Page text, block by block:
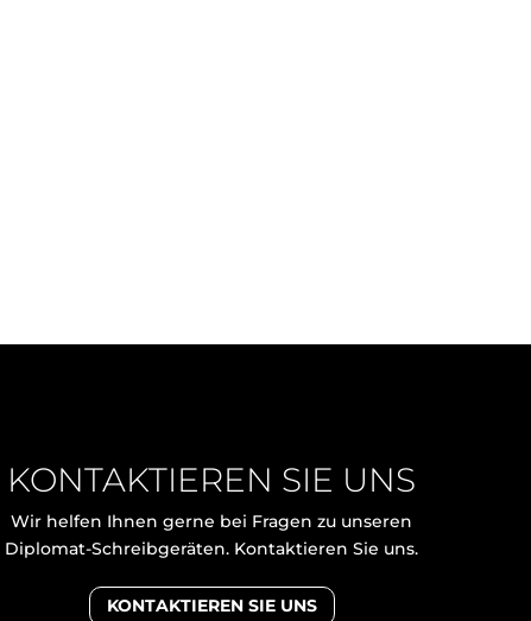
KONTAKTIEREN SIE UNS
Wir helfen Ihnen gerne bei Fragen zu unseren
Diplomat-Schreibgeräten. Kontaktieren Sie uns.
KONTAKTIEREN SIE UNS